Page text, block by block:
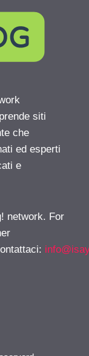
siti
che
ed esperti
e
network. For
: